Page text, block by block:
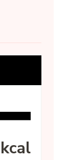
kcal